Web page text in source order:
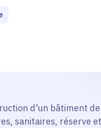
d'un bâtiment
sanitaires, réserve